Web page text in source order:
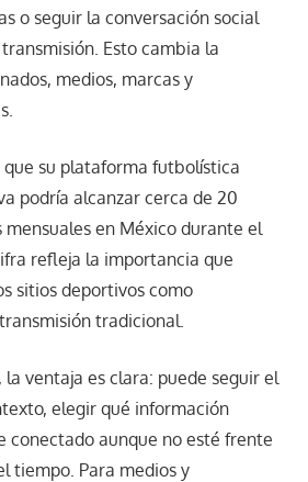
o seguir la conversación social
Esto cambia la
medios, marcas y
que su plataforma futbolística
podría alcanzar cerca de 20
mensuales en México durante el
refleja la importancia que
sitios deportivos como
tradicional.
ventaja es clara: puede seguir el
elegir qué información
conectado aunque no esté frente
tiempo. Para medios y